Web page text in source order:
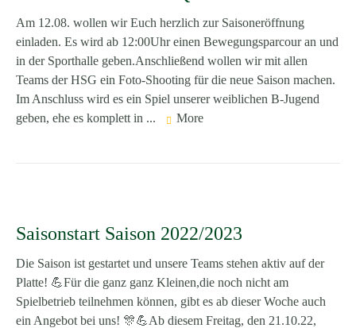
Am 12.08. wollen wir Euch herzlich zur Saisoneröffnung
einladen. Es wird ab 12:00Uhr einen Bewegungsparcour an und
in der Sporthalle geben.Anschließend wollen wir mit allen
Teams der HSG ein Foto-Shooting für die neue Saison machen.
Im Anschluss wird es ein Spiel unserer weiblichen B-Jugend
geben, ehe es komplett in ...
More
Saisonstart Saison 2022/2023
Die Saison ist gestartet und unsere Teams stehen aktiv auf der
Platte! 💪Für die ganz ganz Kleinen,die noch nicht am
Spielbetrieb teilnehmen können, gibt es ab dieser Woche auch
ein Angebot bei uns! 🎊💪Ab diesem Freitag, den 21.10.22,